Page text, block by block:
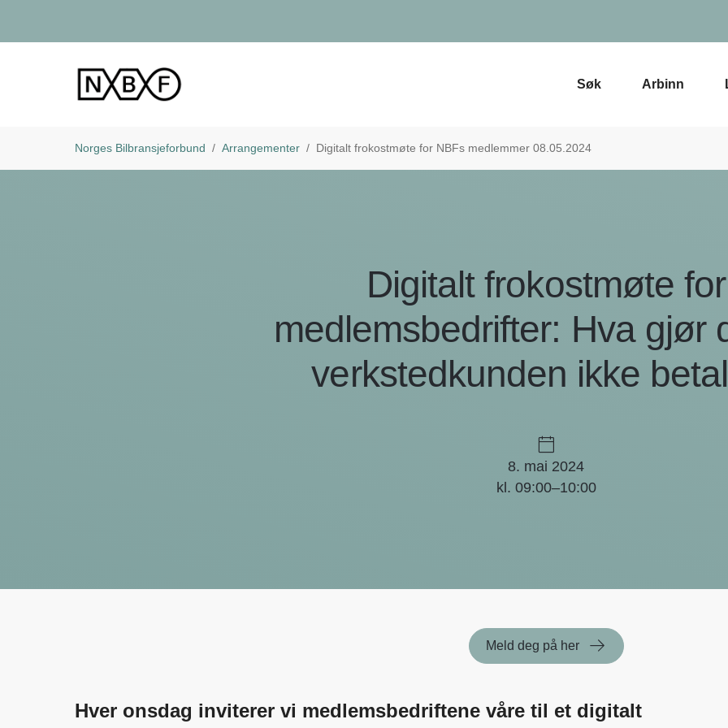
Søk Arbinn
Norges Bilbransjeforbund Arrangementer Digitalt frokostmøte for NBFs medlemmer 08.05.2024
Digitalt frokostmøte for
medlemsbedrifter: Hva gjør
verkstedkunden ikke
8. mai 2024
kl. 09:00–10:00
Meld deg på her
Hver onsdag inviterer vi medlemsbedriftene våre til et digitalt